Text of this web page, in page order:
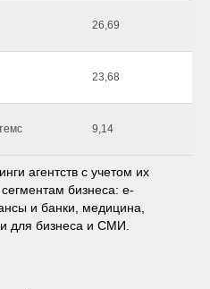
26,69
23,68
9,14
агентств с учетом их
бизнеса: e-
и банки, медицина,
для бизнеса и СМИ.